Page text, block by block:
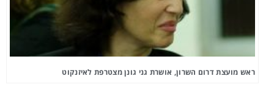
ראש מועצת דרום השרון, אושרת גני גונן מצטרפת לאיזנקוט